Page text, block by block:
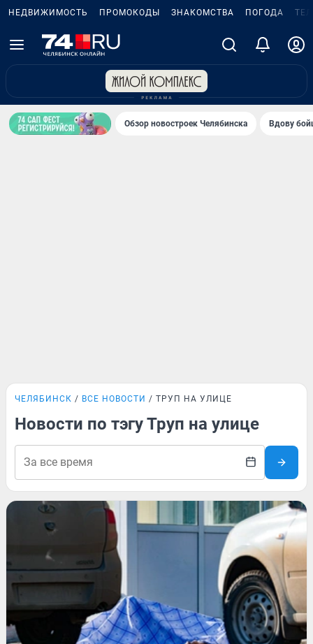
НЕДВИЖИМОСТЬ ПРОМОКОДЫ ЗНАКОМСТВА ПОГОДА
Обзор новостроек Челябинска Вдову
ЧЕЛЯБИНСК ВСЕ НОВОСТИ ТРУП НА УЛИЦЕ
Новости по тэгу Труп на улице